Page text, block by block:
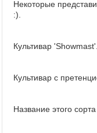
Некоторые
:).
Культивар 'Showmast'.
Культивар с
Название этого